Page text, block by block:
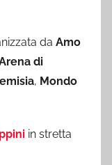
da Amo
di
, Mondo
in stretta